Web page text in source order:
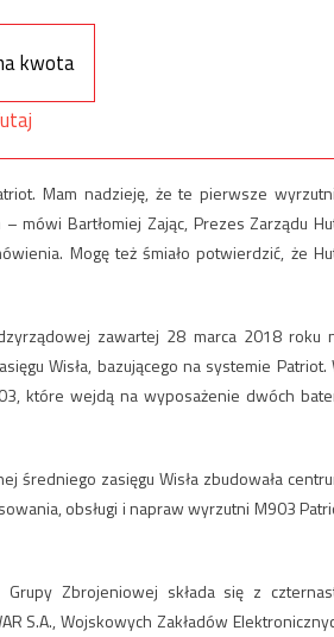
kwota
Mam nadzieję, że te pierwsze
mówi Bartłomiej Zając, Prezes Zarządu
Mogę też śmiało potwierdzić, że
zawartej 28 marca 2018 roku
Wisła, bazującego na systemie Patriot.
które wejdą na wyposażenie dwóch
średniego zasięgu Wisła zbudowała
obsługi i napraw wyrzutni M903
Zbrojeniowej składa się z
S.A., Wojskowych Zakładów